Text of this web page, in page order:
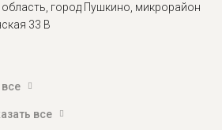
город Пушкино, микрорайон
33 В
все